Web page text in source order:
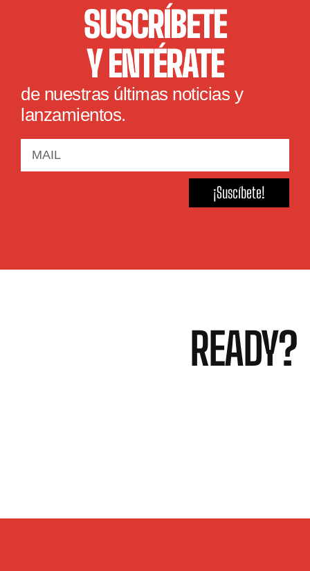
SUSCRÍBETE
Y ENTÉRATE
de nuestras últimas noticias y
lanzamientos.
¡Suscíbete!
READY?